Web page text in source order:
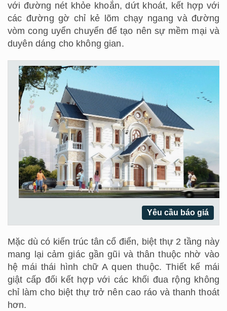
với đường nét khỏe khoắn, dứt khoát, kết hợp với
các đường gờ chỉ kẻ lõm chạy ngang và đường
vòm cong uyển chuyển để tạo nên sự mềm mại và
duyên dáng cho không gian.
Yêu cầu báo giá
Mặc dù có kiến trúc tân cổ điển, biệt thự 2 tầng này
mang lại cảm giác gần gũi và thân thuộc nhờ vào
hệ mái thái hình chữ A quen thuộc. Thiết kế mái
giật cấp đối kết hợp với các khối đua rộng không
chỉ làm cho biệt thự trở nên cao ráo và thanh thoát
hơn.